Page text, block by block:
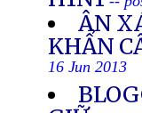
ÂN
KHẨN
16 Jun 2013